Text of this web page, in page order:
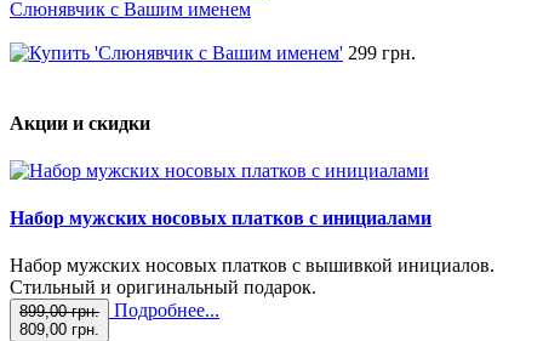
Слюнявчик с Вашим именем
299 грн.
Акции и скидки
Набор мужских носовых платков с инициалами
Набор мужских носовых платков с вышивкой инициалов.
Стильный и оригинальный подарок.
899,00 грн.
809,00 грн.
Подробнее...